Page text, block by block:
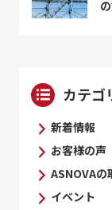
カテゴ
新着情報
お客様の声
ASNOVAの
イベント